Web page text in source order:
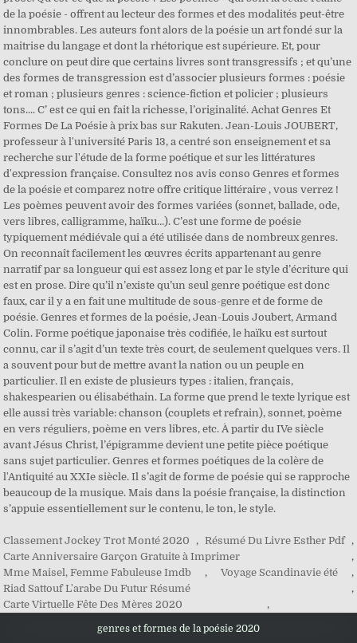
Classement Jockey Trot Monté 2020 , Résumé Du Livre Esther Pdf
,
Carte Anniversaire Garçon Gratuite à Imprimer
,
Mme Maisel, Femme Fabuleuse Imdb
, Voyage Scandinavie été
,
Riad Sattouf L'arabe Du Futur Résumé
,
Carte Virtuelle Fête Des Mères 2020
,
genres et formes de la poésie 2020